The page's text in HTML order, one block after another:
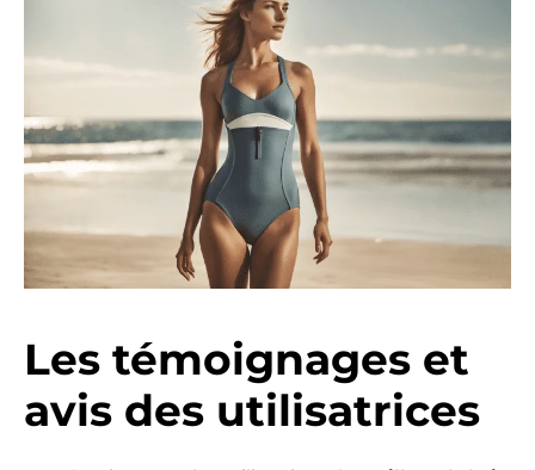
Les témoignages et
avis des utilisatrices